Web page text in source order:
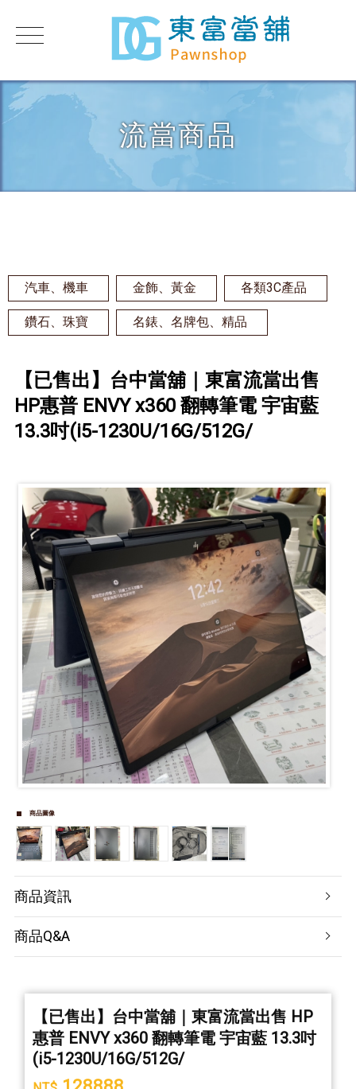
流當商品
汽車、機車 金飾、黃金 各類3C產品
鑽石、珠寶 名錶、名牌包、精品
【已售出】台中當舖｜東富流當出售
HP惠普 ENVY x360 翻轉筆電 宇宙藍
13.3吋(i5-1230U/16G/512G/
商品圖像
商品資訊
商品Q&A
【已售出】台中當舖｜東富流當出售 HP
惠普 ENVY x360 翻轉筆電 宇宙藍 13.3吋
(i5-1230U/16G/512G/